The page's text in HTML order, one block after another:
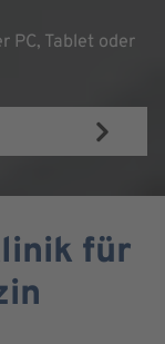
PC, Tablet oder
für